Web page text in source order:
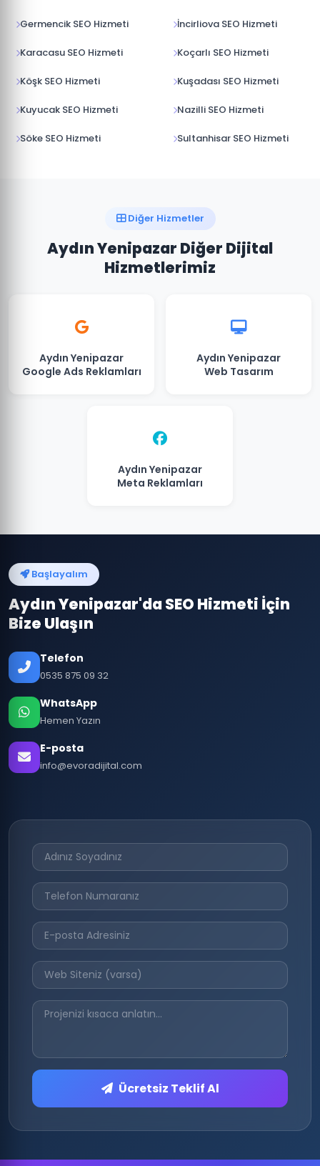
Germencik SEO Hizmeti İncirliova SEO Hizmeti
Karacasu SEO Hizmeti Koçarlı SEO Hizmeti
Köşk SEO Hizmeti Kuşadası SEO Hizmeti
Kuyucak SEO Hizmeti Nazilli SEO Hizmeti
Söke SEO Hizmeti Sultanhisar SEO Hizmeti
Diğer Hizmetler
Aydın Yenipazar Diğer Dijital
Hizmetlerimiz
Aydın Yenipazar
Google Ads Reklamları
Aydın Yenipazar
Web Tasarım
Aydın Yenipazar
Meta Reklamları
Başlayalım
Aydın Yenipazar'da SEO Hizmeti İçin
Bize Ulaşın
Telefon
0535 875 09 32
WhatsApp
Hemen Yazın
E-posta
info@evoradijital.com
Ücretsiz Teklif Al